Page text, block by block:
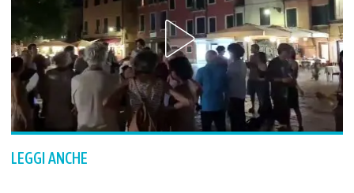
LEGGI ANCHE